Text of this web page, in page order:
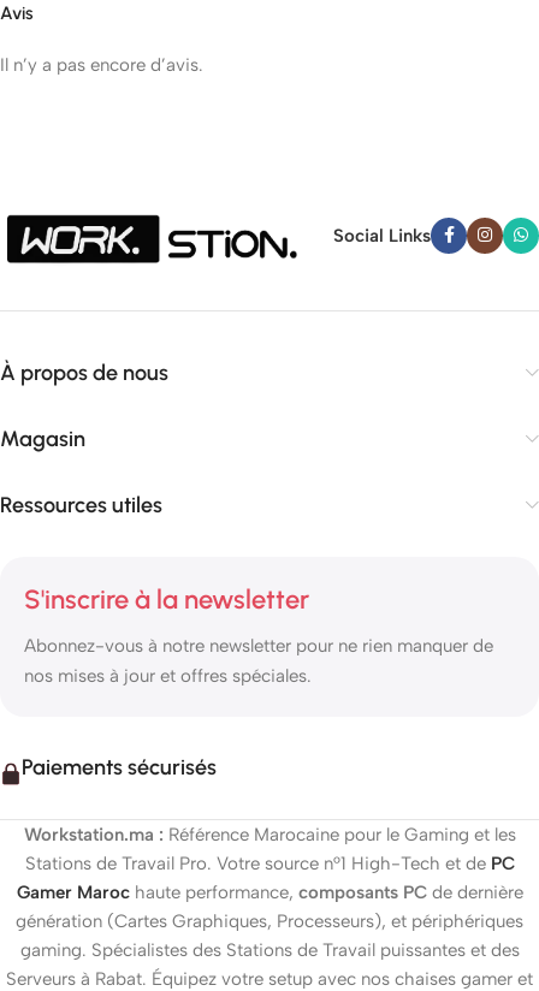
Avis
Il n’y a pas encore d’avis.
Social Links
À propos de nous
Magasin
Ressources utiles
S'inscrire à la newsletter
Abonnez-vous à notre newsletter pour ne rien manquer de
nos mises à jour et offres spéciales.
Paiements sécurisés
Workstation.ma : Référence Marocaine pour le Gaming et les
Stations de Travail Pro. Votre source n°1 High-Tech et de PC
Gamer Marochaute performance, composants PCde dernière
génération (Cartes Graphiques, Processeurs), et périphériques
gaming. Spécialistes des Stations de Travail puissantes et des
Serveurs à Rabat. Équipez votre setup avec nos chaises gamer et